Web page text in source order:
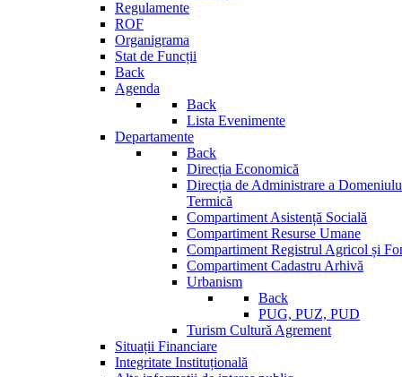
Regulamente
ROF
Organigrama
Stat de Funcții
Back
Agenda
Back
Lista Evenimente
Departamente
Back
Direcția Economică
Direcția de Administrare a
Termică
Compartiment Asistență Socială
Compartiment Resurse Umane
Compartiment Registrul Agricol și
Compartiment Cadastru Arhivă
Urbanism
Back
PUG, PUZ, PUD
Turism Cultură Agrement
Situații Financiare
Integritate Instituțională